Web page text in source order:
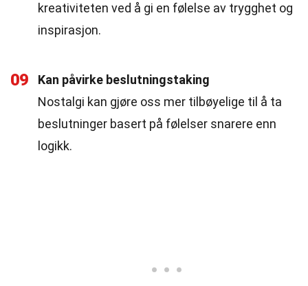
kreativiteten ved å gi en følelse av trygghet og
inspirasjon.
09
Kan påvirke beslutningstaking
Nostalgi kan gjøre oss mer tilbøyelige til å ta
beslutninger basert på følelser snarere enn
logikk.